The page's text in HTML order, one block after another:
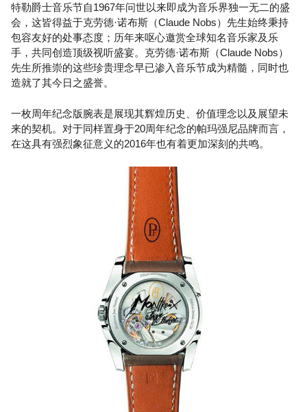
特勒爵士音乐节自1967年问世以来即成为音乐界独一无二的盛
会，这皆得益于克劳德·诺布斯（Claude Nobs）先生始终秉持
包容友好的处事态度；历年来呕心邀赏全球知名音乐家及乐
手，共同创造顶级视听盛宴。克劳德·诺布斯（Claude Nobs）
先生所推崇的这些珍贵理念早已渗入音乐节成为精髓，同时也
造就了其今日之盛誉。
一枚周年纪念版腕表是展现其辉煌历史、价值理念以及展望未
来的契机。对于同样置身于20周年纪念的帕玛强尼品牌而言，
在这具有强烈象征意义的2016年也有着更加深刻的共鸣。